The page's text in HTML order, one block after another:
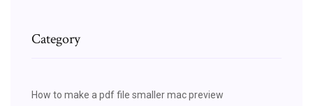
Category
How to make a pdf file smaller mac preview